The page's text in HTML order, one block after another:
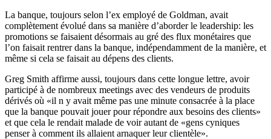
La banque, toujours selon l’ex employé de Goldman, avait
complètement évolué dans sa manière d’aborder le leadership: les
promotions se faisaient désormais au gré des flux monétaires que
l’on faisait rentrer dans la banque, indépendamment de la manière, et
même si cela se faisait au dépens des clients.
Greg Smith affirme aussi, toujours dans cette longue lettre, avoir
participé à de nombreux meetings avec des vendeurs de produits
dérivés où «il n y avait même pas une minute consacrée à la place
que la banque pouvait jouer pour répondre aux besoins des clients»
et que cela le rendait malade de voir autant de «gens cyniques
penser à comment ils allaient arnaquer leur clientèle».